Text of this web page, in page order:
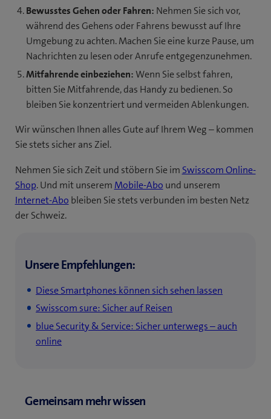
Bewusstes Gehen oder Fahren: Nehmen Sie sich vor,
während des Gehens oder Fahrens bewusst auf Ihre
Umgebung zu achten. Machen Sie eine kurze Pause, um
Nachrichten zu lesen oder Anrufe entgegenzunehmen.
Mitfahrende einbeziehen:Wenn Sie selbst fahren,
bitten Sie Mitfahrende, das Handy zu bedienen. So
bleiben Sie konzentriert und vermeiden Ablenkungen.
Wir wünschen Ihnen alles Gute auf Ihrem Weg – kommen
Sie stets sicher ans Ziel.
Nehmen Sie sich Zeit und stöbern Sie im Swisscom Online-
Shop. Und mit unserem Mobile-Abo und unserem
Internet-Abo bleiben Sie stets verbunden im besten Netz
der Schweiz.
Unsere Empfehlungen:
Diese Smartphones können sich sehen lassen
Swisscom sure: Sicher auf Reisen
blue Security & Service: Sicher unterwegs – auch
online
Gemeinsam mehr wissen